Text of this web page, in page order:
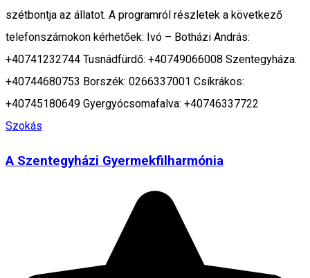
szétbontja az állatot. A programról részletek a következő
telefonszámokon kérhetőek: Ivó – Botházi András:
+40741232744 Tusnádfürdő: +40749066008 Szentegyháza:
+40744680753 Borszék: 0266337001 Csíkrákos:
+40745180649 Gyergyócsomafalva: +40746337722
Szokás
A Szentegyházi Gyermekfilharmónia